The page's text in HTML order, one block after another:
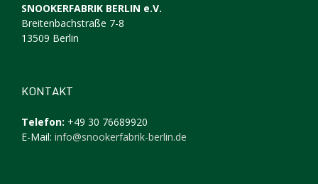
SNOOKERFABRIK BERLIN e.V.
Breitenbachstraße 7-8
13509 Berlin
KONTAKT
Telefon: +49 30 76689920
E-Mail: info@snookerfabrik-berlin.de